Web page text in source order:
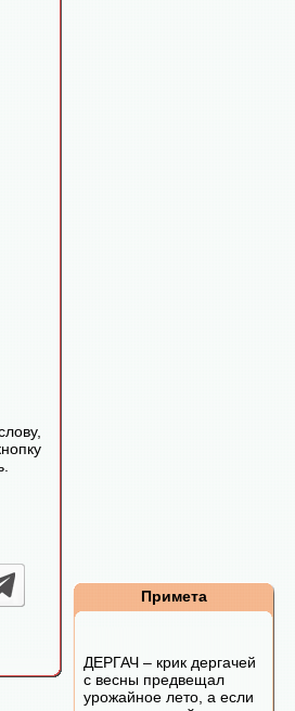
Примета
ДЕРГАЧ – крик дергачей
с весны предвещал
урожайное лето, а если